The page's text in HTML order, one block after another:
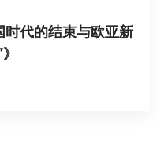
代的结束与欧亚新